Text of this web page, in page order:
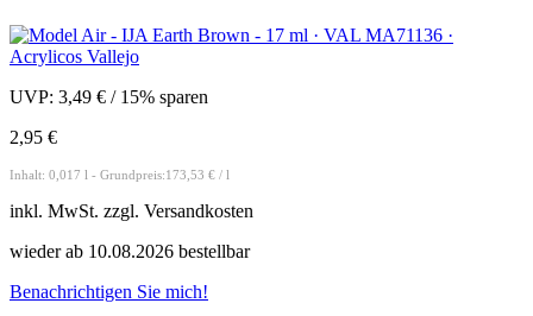
UVP: 3,49 € / 15% sparen
2,95 €
Inhalt: 0,017 l - Grundpreis:173,53 € / l
inkl. MwSt. zzgl. Versandkosten
wieder ab 10.08.2026 bestellbar
Benachrichtigen Sie mich!